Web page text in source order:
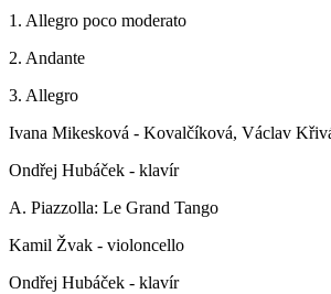
1. Allegro poco moderato
2. Andante
3. Allegro
Ivana Mikesková - Kovalčíková, Václav
Ondřej Hubáček - klavír
A. Piazzolla: Le Grand Tango
Kamil Žvak - violoncello
Ondřej Hubáček - klavír